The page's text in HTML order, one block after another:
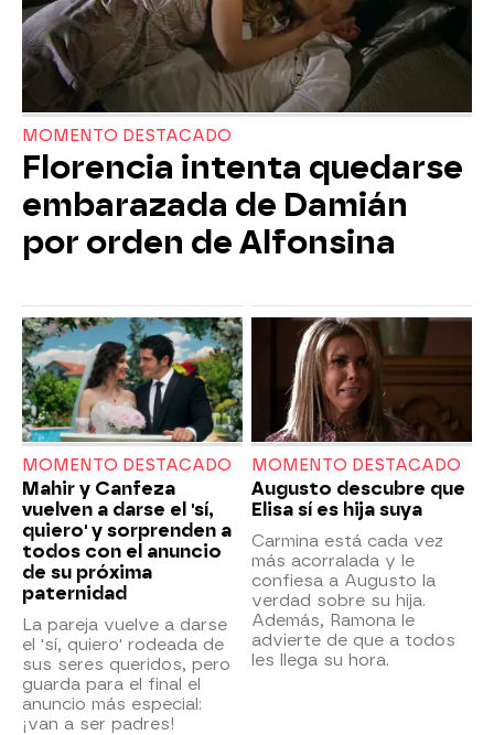
MOMENTO DESTACADO
Florencia intenta quedarse
embarazada de Damián
por orden de Alfonsina
MOMENTO DESTACADO
Mahir y Canfeza
vuelven a darse el 'sí,
quiero' y sorprenden a
todos con el anuncio
de su próxima
paternidad
La pareja vuelve a darse
el 'sí, quiero' rodeada de
sus seres queridos, pero
guarda para el final el
anuncio más especial:
¡van a ser padres!
MOMENTO DESTACADO
Augusto descubre que
Elisa sí es hija suya
Carmina está cada vez
más acorralada y le
confiesa a Augusto la
verdad sobre su hija.
Además, Ramona le
advierte de que a todos
les llega su hora.